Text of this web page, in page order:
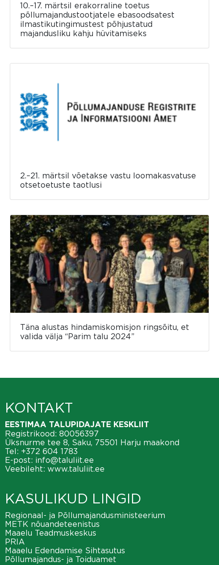
10.–17. märtsil erakorraline toetus
põllumajandustootjatele ebasoodsatest
ilmastikutingimustest põhjustatud
majandusliku kahju hüvitamiseks
2.–21. märtsil võetakse vastu loomakasvatuse
otsetoetuste taotlusi
Täna alustas hindamiskomisjon ringsõitu, et
valida välja “Parim talu 2024”
KONTAKT
EESTIMAA TALUPIDAJATE KESKLIIT
Registrikood: 80056397
Üksnurme tee 8, Saku, 75501 Harju maakond
Tel: +372 604 1783
E-post: info@taluliit.ee
Veebileht: www.taluliit.ee
KASULIKUD LINGID
Regionaal- ja Põllumajandusministeerium
METK nõuandeteenistus
Maaelu Teadmuskeskus
PRIA
Maaelu Edendamise Sihtasutus
Põllumajandus- ja Toiduamet